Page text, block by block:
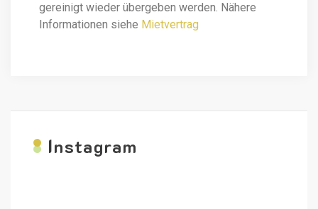
gereinigt wieder übergeben werden. Nähere
Informationen siehe Mietvertrag
Instagram